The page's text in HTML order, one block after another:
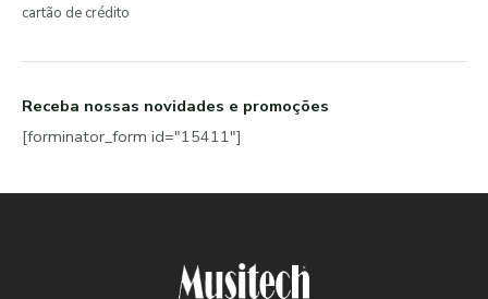
cartão de crédito
Receba nossas novidades e promoções
[forminator_form id="15411"]